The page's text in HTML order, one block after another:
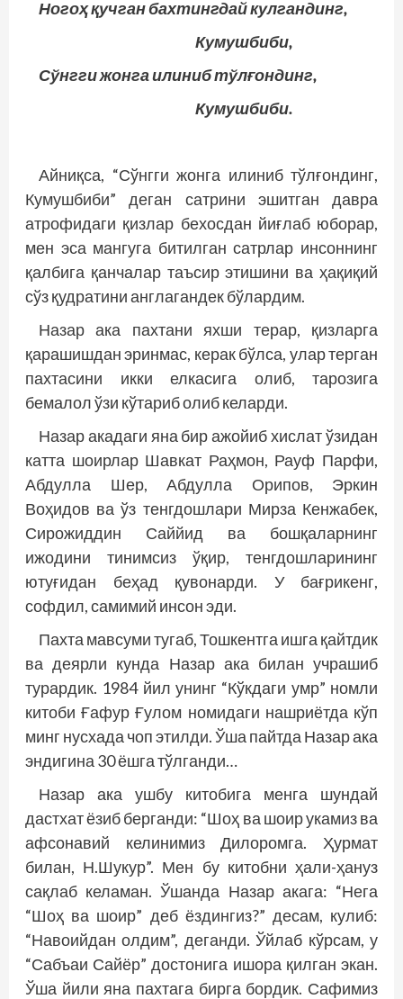
Ногоҳ қучган бахтингдай кулгандинг,
Кумушбиби,
Сўнгги жонга илиниб тўлғондинг,
Кумушбиби.
Айниқса, “Сўнгги жонга илиниб тўлғондинг,
Кумушбиби” деган сатрини эшитган давра
атрофидаги қизлар бехосдан йиғлаб юборар,
мен эса мангуга битилган сатрлар инсоннинг
қалбига қанчалар таъсир этишини ва ҳақиқий
сўз қудратини англагандек бўлардим.
Назар ака пахтани яхши терар, қизларга
қарашишдан эринмас, керак бўлса, улар терган
пахтасини икки елкасига олиб, тарозига
бемалол ўзи кўтариб олиб келарди.
Назар акадаги яна бир ажойиб хислат ўзидан
катта шоирлар Шавкат Раҳмон, Рауф Парфи,
Абдулла Шер, Абдулла Орипов, Эркин
Воҳидов ва ўз тенгдошлари Мирза Кенжабек,
Сирожиддин Саййид ва бошқаларнинг
ижодини тинимсиз ўқир, тенгдошларининг
ютуғидан беҳад қувонарди. У бағрикенг,
софдил, самимий инсон эди.
Пахта мавсуми тугаб, Тошкентга ишга қайтдик
ва деярли кунда Назар ака билан учрашиб
турардик. 1984 йил унинг “Кўкдаги умр” номли
китоби Ғафур Ғулом номидаги нашриётда кўп
минг нусхада чоп этилди. Ўша пайтда Назар ака
эндигина 30 ёшга тўлганди…
Назар ака ушбу китобига менга шундай
дастхат ёзиб берганди: “Шоҳ ва шоир укамиз ва
афсонавий келинимиз Дилоромга. Ҳурмат
билан, Н.Шукур”. Мен бу китобни ҳали-ҳануз
сақлаб келаман. Ўшанда Назар акага: “Нега
“Шоҳ ва шоир” деб ёздингиз?” десам, кулиб:
“Навоийдан олдим”, деганди. Ўйлаб кўрсам, у
“Сабъаи Сайёр” достонига ишора қилган экан.
Ўша йили яна пахтага бирга бордик. Сафимиз